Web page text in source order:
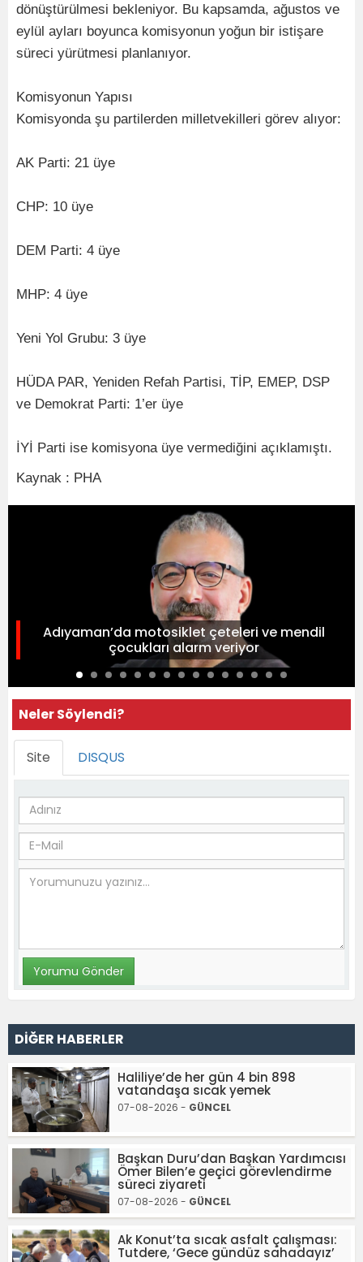
dönüştürülmesi bekleniyor. Bu kapsamda, ağustos ve
eylül ayları boyunca komisyonun yoğun bir istişare
süreci yürütmesi planlanıyor.
Komisyonun Yapısı
Komisyonda şu partilerden milletvekilleri görev alıyor:
AK Parti: 21 üye
CHP: 10 üye
DEM Parti: 4 üye
MHP: 4 üye
Yeni Yol Grubu: 3 üye
HÜDA PAR, Yeniden Refah Partisi, TİP, EMEP, DSP
ve Demokrat Parti: 1’er üye
İYİ Parti ise komisyona üye vermediğini açıklamıştı.
Kaynak : PHA
Adıyaman’da motosiklet çeteleri ve mendil
çocukları alarm veriyor
Neler Söylendi?
Site DISQUS
DİĞER HABERLER
Haliliye’de her gün 4 bin 898
vatandaşa sıcak yemek
07-08-2026 - GÜNCEL
Başkan Duru’dan Başkan Yardımcısı
Ömer Bilen’e geçici görevlendirme
süreci ziyareti
07-08-2026 - GÜNCEL
Ak Konut’ta sıcak asfalt çalışması:
Tutdere, ‘Gece gündüz sahadayız’